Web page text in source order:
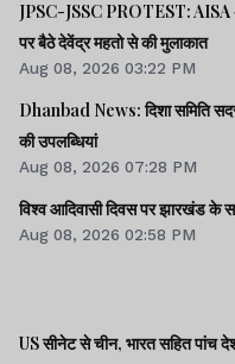
JPSC-JSSC PROTEST: AISA
पर बैठे देवेंद्र महतो से की मुलाकात
Aug 08, 2026 03:22 PM
Dhanbad News: दिशा समिति
की उपलब्धियां
Aug 08, 2026 07:28 PM
विश्व आदिवासी दिवस पर झारखंड के
Aug 08, 2026 02:58 PM
US सीनेट से चीन, भारत सहित पांच